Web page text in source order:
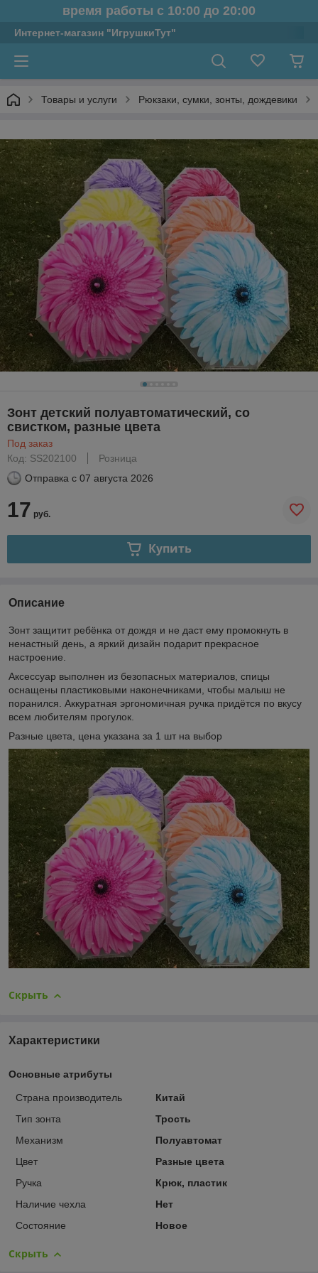
время работы с 10:00 до 20:00
Интернет-магазин "ИгрушкиТут"
Товары и услуги Рюкзаки, сумки, зонты, дождевики
Зонт детский полуавтоматический, со
свистком, разные цвета
Под заказ
Код: SS202100
Розница
Отправка с 07 августа 2026
17 руб.
Купить
Описание
Зонт защитит ребёнка от дождя и не даст ему промокнуть в
ненастный день, а яркий дизайн подарит прекрасное
настроение.
Аксессуар выполнен из безопасных материалов, спицы
оснащены пластиковыми наконечниками, чтобы малыш не
поранился. Аккуратная эргономичная ручка придётся по вкусу
всем любителям прогулок.
Разные цвета, цена указана за 1 шт на выбор
Скрыть
Характеристики
Основные атрибуты
Страна производитель
Китай
Тип зонта
Трость
Механизм
Полуавтомат
Цвет
Разные цвета
Ручка
Крюк, пластик
Наличие чехла
Нет
Состояние
Новое
Скрыть